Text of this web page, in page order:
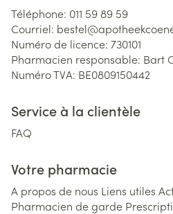
Téléphone: 011 59 89 59
Courriel: bestel@
Numéro de licence: 730101
Pharmacien responsable: Bart
Numéro TVA: BE0809150442
Service à la clientèle
FAQ
Votre pharmacie
A propos de nous Liens utiles
Pharmacien de garde